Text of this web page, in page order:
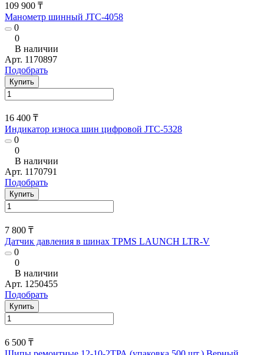
109 900 ₸
Манометр шинный JTC-4058
0
0
В наличии
Арт. 1170897
Подобрать
Купить
16 400 ₸
Индикатор износа шин цифровой JTC-5328
0
0
В наличии
Арт. 1170791
Подобрать
Купить
7 800 ₸
Датчик давления в шинах TPMS LAUNCH LTR-V
0
0
В наличии
Арт. 1250455
Подобрать
Купить
6 500 ₸